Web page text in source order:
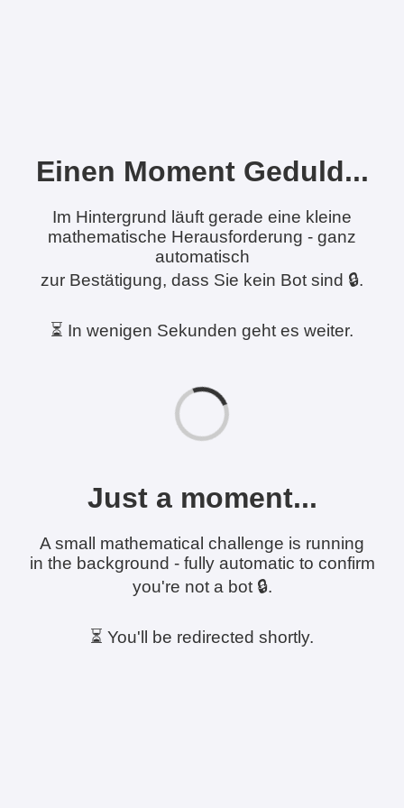
Einen Moment Geduld...
Im Hintergrund läuft gerade eine kleine
mathematische Herausforderung - ganz
automatisch
zur Bestätigung, dass Sie kein Bot sind 🔒.
⏳ In wenigen Sekunden geht es weiter.
Just a moment...
A small mathematical challenge is running
in the background - fully automatic to confirm
you're not a bot 🔒.
⏳ You'll be redirected shortly.